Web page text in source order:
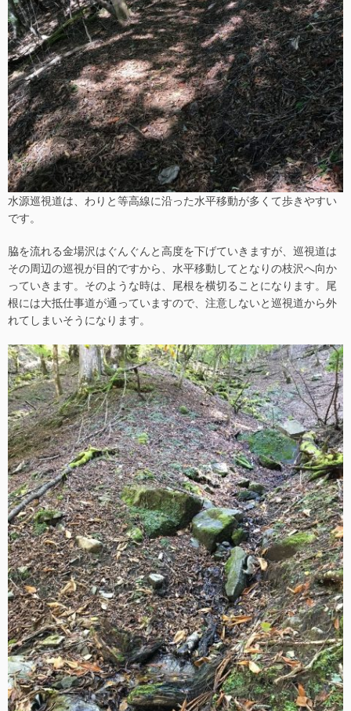
水源巡視道は、わりと等高線に沿った水平移動が多くて歩きやすい
です。
脇を流れる金場沢はぐんぐんと高度を下げていきますが、巡視道は
その周辺の巡視が目的ですから、水平移動してとなりの枝沢へ向か
っていきます。そのような時は、尾根を横切ることになります。尾
根には大抵仕事道が通っていますので、注意しないと巡視道から外
れてしまいそうになります。